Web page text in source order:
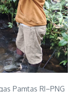
Pamtas RI–PNG